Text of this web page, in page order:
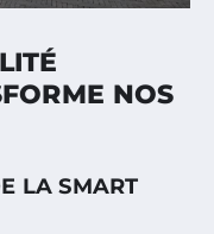
NOS
LA SMART